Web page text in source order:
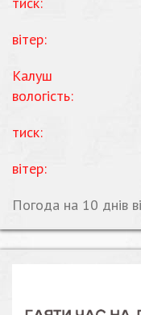
вітер:
Калуш
вологість:
тиск:
вітер:
Погода на 10 днів